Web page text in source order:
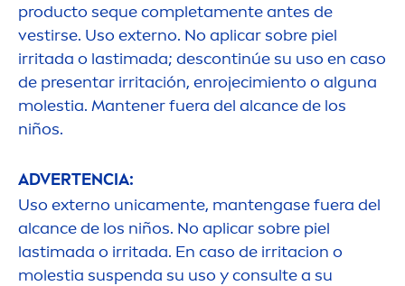
producto seque completamente antes de
vestirse. Uso externo. No aplicar sobre piel
irritada o lastimada; descontinúe su uso en caso
de presentar irritación, enrojecimiento o alguna
molestia. Mantener fuera del alcance de los
niños.
ADVERTENCIA:
Uso externo unicamente, mantengase fuera del
alcance de los niños. No aplicar sobre piel
lastimada o irritada. En caso de irritacion o
molestia suspenda su uso y consulte a su